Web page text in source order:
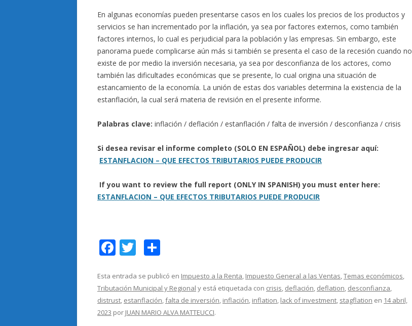
En algunas economías pueden presentarse casos en los cuales los precios de los productos y
servicios se han incrementado por la inflación, ya sea por factores externos, como también
factores internos, lo cual es perjudicial para la población y las empresas. Sin embargo, este
panorama puede complicarse aún más si también se presenta el caso de la recesión cuando no
existe de por medio la inversión necesaria, ya sea por desconfianza de los actores, como
también las dificultades económicas que se presente, lo cual origina una situación de
estancamiento de la economía. La unión de estas dos variables determina la existencia de la
estanflación, la cual será materia de revisión en el presente informe.
Palabras clave: inflación / deflación / estanflación / falta de inversión / desconfianza / crisis
Si desea revisar el informe completo (SOLO EN ESPAÑOL) debe ingresar aquí:
ESTANFLACION – QUE EFECTOS TRIBUTARIOS PUEDE PRODUCIR
If you want to review the full report (ONLY IN SPANISH) you must enter here:
ESTANFLACION – QUE EFECTOS TRIBUTARIOS PUEDE PRODUCIR
F
e
b
o
T
itt
er
m
p
ar
Esta entrada se publicó en Impuesto a la Renta, Impuesto General a las Ventas,Temas económicos,
Tributación Municipal y Regional y está etiquetada con crisis, deflación, deflation, desconfianza,
distrust, estanflación,falta de inversión, inflación, inflation, lack of investment, stagflation en 14 abril,
2023 por JUAN MARIO ALVA MATTEUCCI.